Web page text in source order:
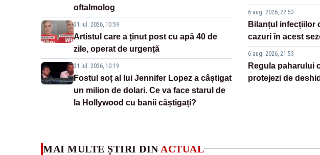
oftalmolog
31 iul. 2026, 10:59
Artistul care a ținut post cu apă 40 de
zile, operat de urgență
31 iul. 2026, 10:19
Fostul soț al lui Jennifer Lopez a câștigat
un milion de dolari. Ce va face starul de
la Hollywood cu banii câștigați?
6 aug. 2026, 22:53
Bilanțul infecțiilor
cazuri în acest
6 aug. 2026, 21:53
Regula paharului
protejezi de
MAI MULTE ȘTIRI DIN ACTUAL